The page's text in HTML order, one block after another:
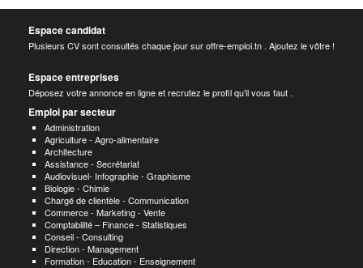
Espace candidat
Plusieurs CV sont consultés chaque jour sur offre-emploi.tn . Ajoutez le vôtre !
Espace entreprises
Déposez votre annonce en ligne et recrutez le profil qu’il vous faut .
Emploi par secteur
Administration
Agriculture - Agro-alimentaire
Architecture
Assistance - Secrétariat
Audiovisuel- Infographie - Graphisme
Biologie - Chimie
Chargé de clientèle - Communication
Commerce - Marketing - Vente
Comptabilité – Finance - Statistiques
Conseil - Consulting
Direction - Management
Formation - Education - Enseignement